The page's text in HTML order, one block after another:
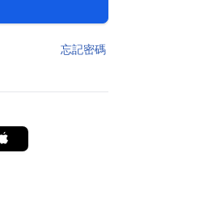
忘記密碼